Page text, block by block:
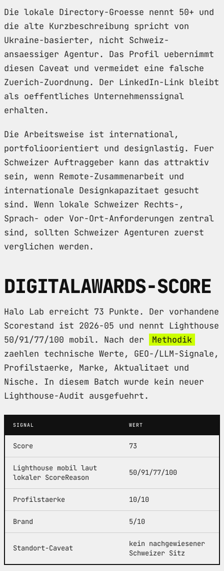
Die lokale Directory-Groesse nennt 50+ und
die alte Kurzbeschreibung spricht von
Ukraine-basierter, nicht Schweiz-
ansaessiger Agentur. Das Profil uebernimmt
diesen Caveat und vermeidet eine falsche
Zuerich-Zuordnung. Der LinkedIn-Link bleibt
als oeffentliches Unternehmenssignal
erhalten.
Die Arbeitsweise ist international,
portfolioorientiert und designlastig. Fuer
Schweizer Auftraggeber kann das attraktiv
sein, wenn Remote-Zusammenarbeit und
internationale Designkapazitaet gesucht
sind. Wenn lokale Schweizer Rechts-,
Sprach- oder Vor-Ort-Anforderungen zentral
sind, sollten Schweizer Agenturen zuerst
verglichen werden.
DIGITALAWARDS-SCORE
Halo Lab erreicht 73 Punkte. Der vorhandene
Scorestand ist 2026-05 und nennt Lighthouse
50/91/77/100 mobil. Nach der
Methodik
zaehlen technische Werte, GEO-/LLM-Signale,
Profilstaerke, Marke, Aktualitaet und
Nische. In diesem Batch wurde kein neuer
Lighthouse-Audit ausgefuehrt.
SIGNAL WERT
Score 73
Lighthouse mobil laut
lokaler ScoreReason
50/91/77/100
Profilstaerke 10/10
Brand 5/10
Standort-Caveat
kein nachgewiesener
Schweizer Sitz